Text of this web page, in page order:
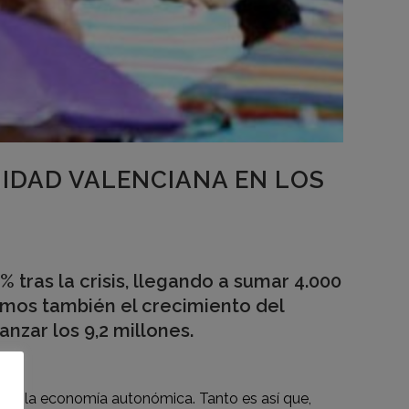
VALENCIANA EN LOS
tras la crisis, llegando a sumar 4.000
también el crecimiento del
los 9,2 millones.
la economía autonómica. Tanto es así que,